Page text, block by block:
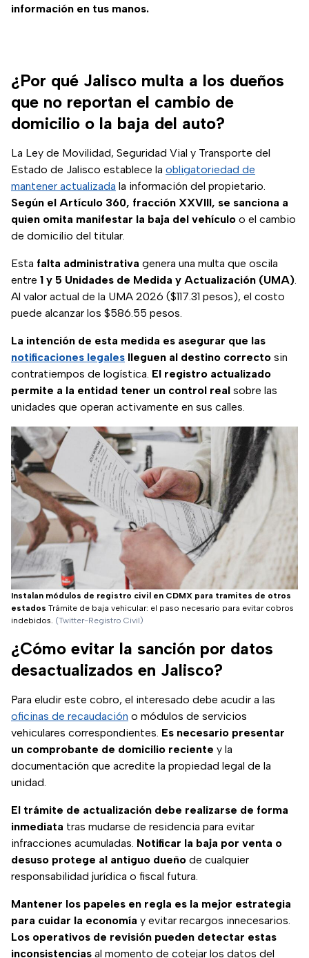
información en tus manos.
¿Por qué Jalisco multa a los dueños
que no reportan el cambio de
domicilio o la baja del auto?
La Ley de Movilidad, Seguridad Vial y Transporte del
Estado de Jalisco establece la obligatoriedad de
mantener actualizada la información del propietario.
Según el Artículo 360, fracción XXVIII, se sanciona a
quien omita manifestar la baja del vehículo o el cambio
de domicilio del titular.
Esta falta administrativa genera una multa que oscila
entre 1 y 5 Unidades de Medida y Actualización (UMA).
Al valor actual de la UMA 2026 ($117.31 pesos), el costo
puede alcanzar los $586.55 pesos.
La intención de esta medida es asegurar que las
notificaciones legales lleguen al destino correcto sin
contratiempos de logística. El registro actualizado
permite a la entidad tener un control real sobre las
unidades que operan activamente en sus calles.
Instalan módulos de registro civil en CDMX para tramites de otros
estados Trámite de baja vehicular: el paso necesario para evitar cobros
indebidos. (Twitter-Registro Civil)
¿Cómo evitar la sanción por datos
desactualizados en Jalisco?
Para eludir este cobro, el interesado debe acudir a las
oficinas de recaudación o módulos de servicios
vehiculares correspondientes. Es necesario presentar
un comprobante de domicilio reciente y la
documentación que acredite la propiedad legal de la
unidad.
El trámite de actualización debe realizarse de forma
inmediata tras mudarse de residencia para evitar
infracciones acumuladas. Notificar la baja por venta o
desuso protege al antiguo dueño de cualquier
responsabilidad jurídica o fiscal futura.
Mantener los papeles en regla es la mejor estrategia
para cuidar la economía y evitar recargos innecesarios.
Los operativos de revisión pueden detectar estas
inconsistencias al momento de cotejar los datos del